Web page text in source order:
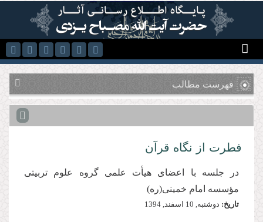
رفتن به محتوای اصلی
فهرست مطالب
فطرت از نگاه قرآن
در جلسه با اعضای هیأت علمی گروه علوم تربيتی
مؤسسه امام خمينی(ره)
تاریخ: دوشنبه, 10 اسفند, 1394